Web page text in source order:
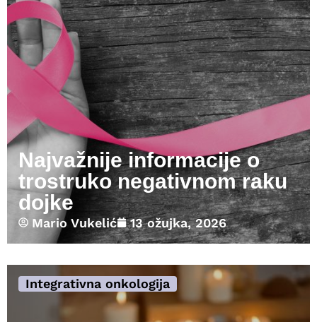
Najvažnije informacije o
trostruko negativnom raku
dojke
Mario Vukelić 13 ožujka, 2026
Integrativna onkologija